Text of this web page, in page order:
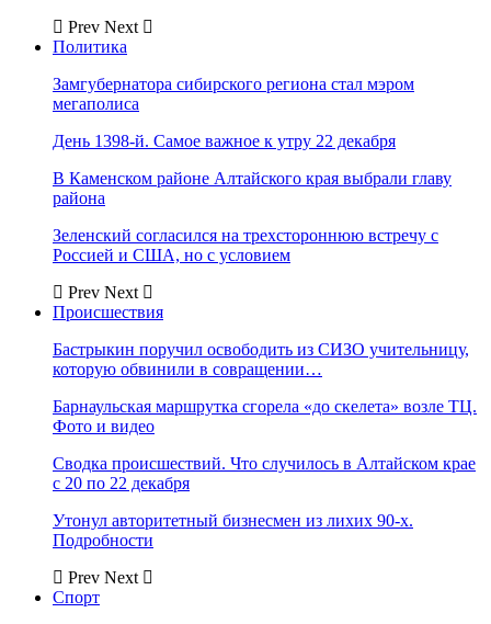
Prev Next
Политика
Замгубернатора сибирского региона стал мэром
мегаполиса
День 1398-й. Самое важное к утру 22 декабря
В Каменском районе Алтайского края выбрали главу
района
Зеленский согласился на трехстороннюю встречу с
Россией и США, но с условием
Prev Next
Происшествия
Бастрыкин поручил освободить из СИЗО учительницу,
которую обвинили в совращении…
Барнаульская маршрутка сгорела «до скелета» возле ТЦ.
Фото и видео
Сводка происшествий. Что случилось в Алтайском крае
с 20 по 22 декабря
Утонул авторитетный бизнесмен из лихих 90-х.
Подробности
Prev Next
Спорт